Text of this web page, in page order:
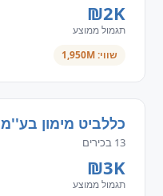
₪2K
תגמול ממוצע
שווי: 1,950M
כללביט מימון בע''מ
13 בכירים
₪3K
תגמול ממוצע